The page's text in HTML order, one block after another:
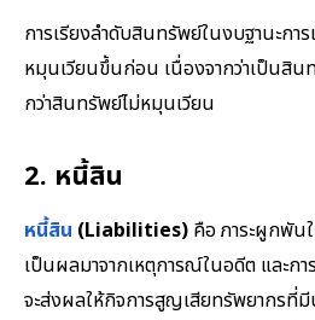
การเรียงลำดับสินทรัพย์ในงบฐานะกา
หมุนเวียนขึ้นก่อน เนื่องจากว่าเป็นสิ
กว่าสินทรัพย์ไม่หมุนเวียน
2. หนี้สิน
หนี้สิน (Liabilities) คือ ภาระผูกพัน
เป็นผลมาจากเหตุการณ์ในอดีต และก
จะส่งผลให้กิจการสูญเสียทรัพยากรที่มี